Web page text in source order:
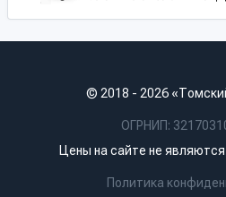
© 2018 - 2026
ОГРНИП:
Цены на сайте не
Политика